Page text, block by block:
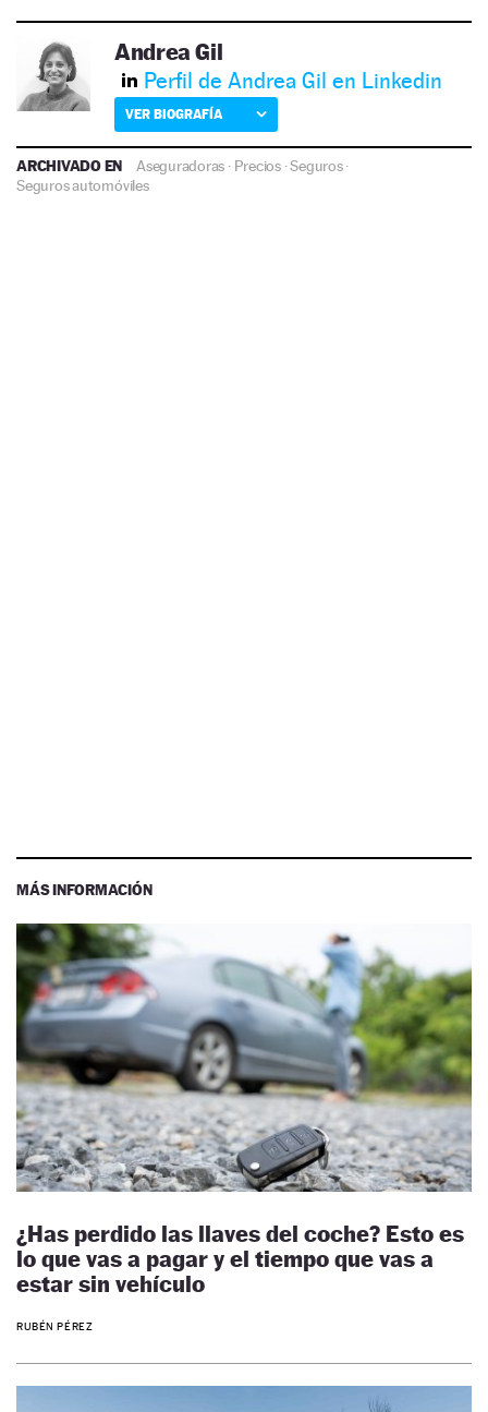
Andrea Gil
Perfil de Andrea Gil en Linkedin
VER BIOGRAFÍA
ARCHIVADO EN Aseguradoras · Precios·Seguros·
Seguros automóviles
MÁS INFORMACIÓN
¿Has perdido las llaves del coche? Esto es
lo que vas a pagar y el tiempo que vas a
estar sin vehículo
RUBÉN PÉREZ